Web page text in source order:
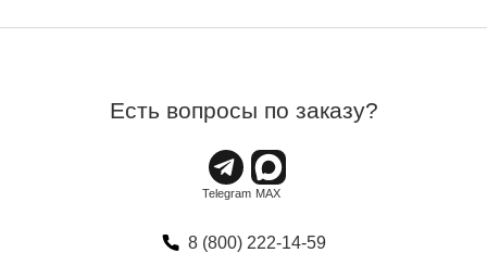
Есть вопросы по заказу?
8 (800) 222-14-59